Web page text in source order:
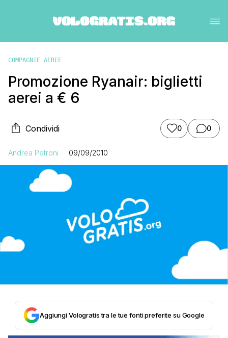
COMPAGNIE AEREE
Promozione Ryanair: biglietti
aerei a € 6
Condividi 0 0
Andrea Petroni 09/09/2010
Aggiungi Vologratis tra le tue fonti preferite su Google